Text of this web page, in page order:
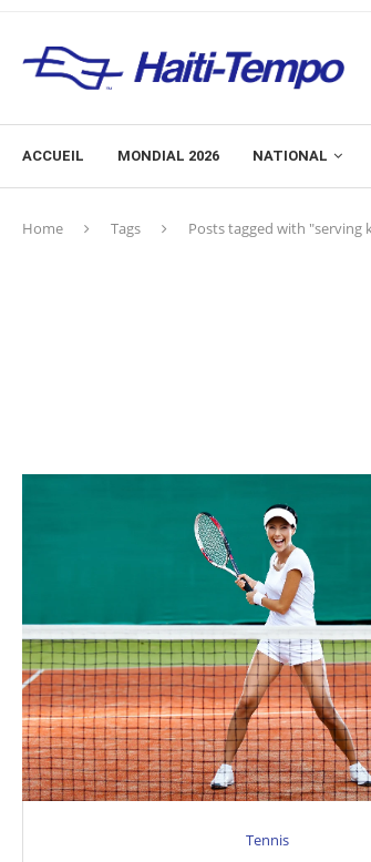
ACCUEIL MONDIAL 2026 NATIONAL
Home Tags Posts tagged with "serving
Tennis